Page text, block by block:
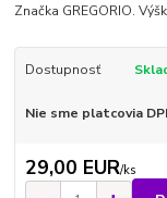
Značka GREGORIO.
Dostupnosť
Nie sme platcovia
29,00 EUR/ks